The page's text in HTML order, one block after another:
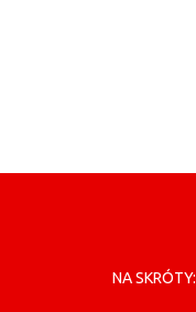
NA SKRÓTY: